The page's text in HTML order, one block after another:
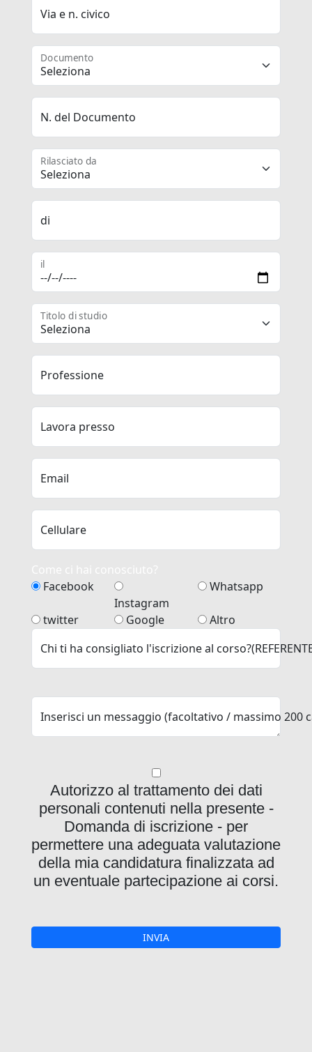
Via e n. civico
Documento
N. del Documento
Rilasciato da
di
il
Titolo di studio
Professione
Lavora presso
Email
Cellulare
Facebook
Instagram
Whatsapp
twitter Google
Altro
Chi ti ha consigliato l'iscrizione al
Inserisci un messaggio (facoltativo / massimo 200
Autorizzo al trattamento dei dati
personali contenuti nella presente -
Domanda di iscrizione - per
permettere una adeguata valutazione
della mia candidatura finalizzata ad
un eventuale partecipazione ai corsi.
INVIA